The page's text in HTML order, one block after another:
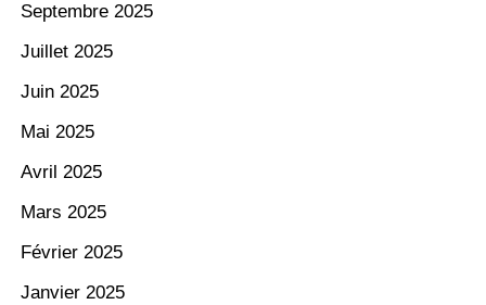
Septembre 2025
Juillet 2025
Juin 2025
Mai 2025
Avril 2025
Mars 2025
Février 2025
Janvier 2025